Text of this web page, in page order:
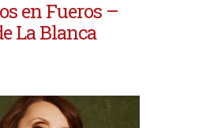
en Fueros –
La Blanca